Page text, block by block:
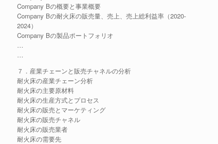
Company Bの概要と事業概要
Company Bの耐火床の販売量、売上、売上総利益率（2020-
2024）
Company Bの製品ポートフォリオ
…
…
７．産業チェーンと販売チャネルの分析
耐火床の産業チェーン分析
耐火床の主要原材料
耐火床の生産方式とプロセス
耐火床の販売とマーケティング
耐火床の販売チャネル
耐火床の販売業者
耐火床の需要先